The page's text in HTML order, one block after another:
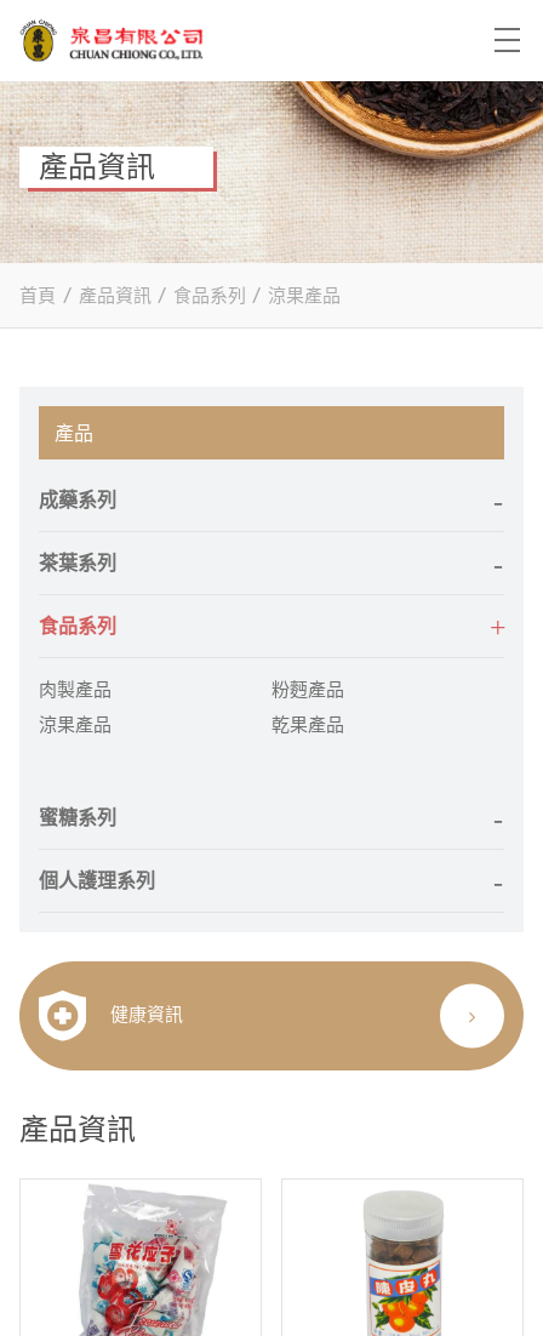
產品資訊
首頁 / 產品資訊 / 食品系列 / 涼果產品
產品
成藥系列
茶葉系列
食品系列
肉製產品
粉麪產品
涼果產品
乾果產品
蜜糖系列
個人護理系列
健康資訊
產品資訊